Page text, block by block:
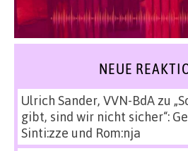
NEUE
Ulrich Sander, VVN-BdAzu
gibt, sind wir nicht sicher“:
Sinti:zze und Rom:nja